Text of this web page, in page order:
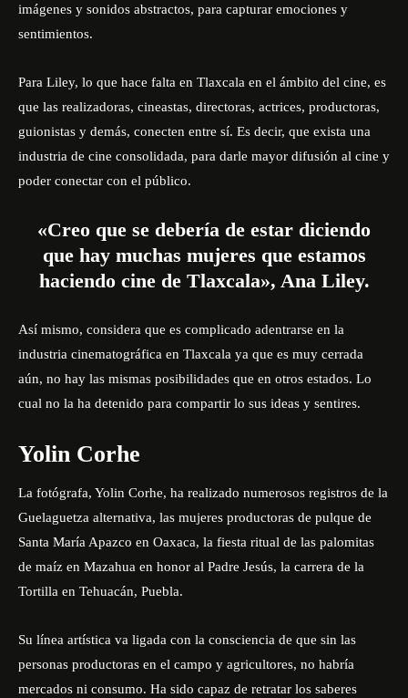
imágenes y sonidos abstractos, para capturar emociones y
sentimientos.
Para Liley, lo que hace falta en Tlaxcala en el ámbito del cine, es
que las realizadoras, cineastas, directoras, actrices, productoras,
guionistas y demás, conecten entre sí. Es decir, que exista una
industria de cine consolidada, para darle mayor difusión al cine y
poder conectar con el público.
«Creo que se debería de estar diciendo
que hay muchas mujeres que estamos
haciendo cine de Tlaxcala», Ana Liley.
Así mismo, considera que es complicado adentrarse en la
industria cinematográfica en Tlaxcala ya que es muy cerrada
aún, no hay las mismas posibilidades que en otros estados. Lo
cual no la ha detenido para compartir lo sus ideas y sentires.
Yolin Corhe
La fotógrafa, Yolin Corhe, ha realizado numerosos registros de la
Guelaguetza alternativa, las mujeres productoras de pulque de
Santa María Apazco en Oaxaca, la fiesta ritual de las palomitas
de maíz en Mazahua en honor al Padre Jesús, la carrera de la
Tortilla en Tehuacán, Puebla.
Su línea artística va ligada con la consciencia de que sin las
personas productoras en el campo y agricultores, no habría
mercados ni consumo. Ha sido capaz de retratar los saberes